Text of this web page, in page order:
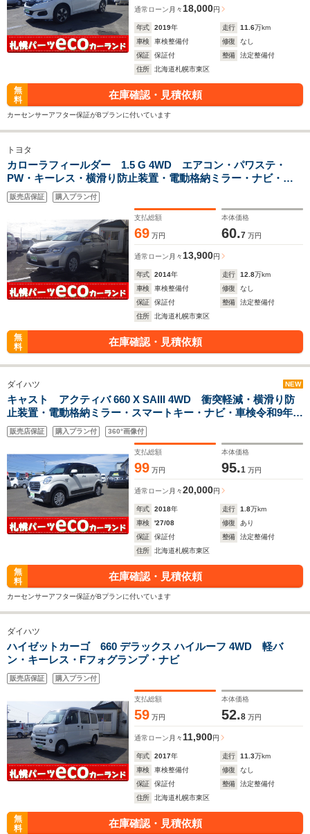
通常ローン 月々 18,000円
年式 2019年 走行 11.6万km
車検
車検整備付 修復
なし
保証
保証付 整備
法定整備付
住所
北海道札幌市東区
無
料
在庫確認・見積依頼
カーセンサーアフター保証がBプランに付いています
トヨタ
カローラフィールダー 1.5 G 4WD エアコン・パワステ・
PW・キーレス・横滑り防止装置・電動格納ミラー・ナビ・
ETC・夏冬タイヤ
販売店保証 購入プラン付
支払総額
69 万円
本体価格
60.7 万円
通常ローン 月々 13,900円
年式 2014年 走行 12.8万km
車検
車検整備付 修復
なし
保証
保証付 整備
法定整備付
住所
北海道札幌市東区
無
料
在庫確認・見積依頼
ダイハツ NEW
キャスト アクティバ 660 X SAIII 4WD 衝突軽減・横滑り防
止装置・電動格納ミラー・スマートキー・ナビ・車検令和9年8
月・DAC・アイドルオフ
販売店保証 購入プラン付 360°画像付
支払総額
99 万円
本体価格
95.1 万円
通常ローン 月々20,000円
年式 2018年 走行 1.8万km
車検
'27/08 修復
あり
保証
保証付 整備
法定整備付
住所
北海道札幌市東区
無
料
在庫確認・見積依頼
カーセンサーアフター保証がBプランに付いています
ダイハツ
ハイゼットカーゴ 660 デラックス ハイルーフ 4WD 軽バ
ン・キーレス・Fフォグランプ・ナビ
販売店保証 購入プラン付
支払総額
59 万円
本体価格
52.8 万円
通常ローン 月々 11,900円
年式 2017年 走行 11.3万km
車検
車検整備付 修復
なし
保証
保証付 整備
法定整備付
住所
北海道札幌市東区
無
料
在庫確認・見積依頼